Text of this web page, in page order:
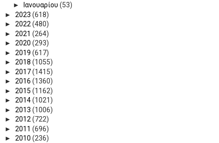
►
Ιανουαρίου (53)
► 2023 (618)
► 2022(480)
► 2021 (264)
► 2020 (293)
► 2019 (617)
► 2018 (1055)
► 2017(1415)
► 2016 (1360)
► 2015 (1162)
► 2014(1021)
► 2013 (1006)
► 2012(722)
► 2011 (696)
► 2010 (236)